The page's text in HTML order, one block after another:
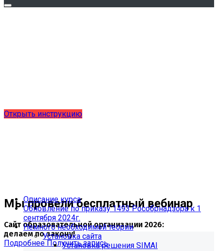
Открыть инструкцию
Мы провели бесплатный вебинар
Сайт образовательной организации 2026:
делаем по закону!
ПодробнееПолучить запись
Описание курса
Обновление по приказу 1493 Рособрнадзора к 1
сентября 2024г.
Немного необходимой теории
Установка сайта
Установка решения SIMAI